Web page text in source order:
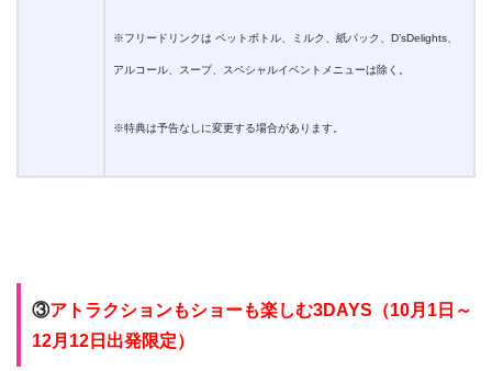
※フリードリンクは ペットボトル、ミルク、紙パック、D’sDelights、
アルコール、スープ、スペシャルイベントメニューは除く。
※特典は予告なしに変更する場合があります。
③アトラクションもショーも楽しむ3DAYS（10月1日～
12月12日出発限定）